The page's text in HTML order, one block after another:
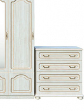
и белья
и белья
белья